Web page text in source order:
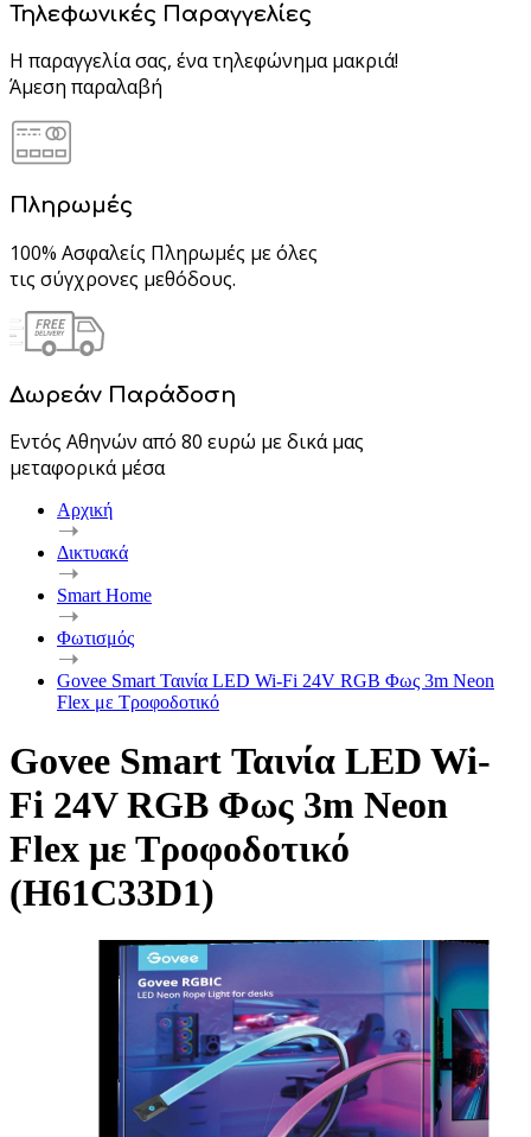
Τηλεφωνικές Παραγγελίες
Η παραγγελία σας, ένα τηλεφώνημα μακριά!
Άμεση παραλαβή
Πληρωμές
100% Ασφαλείς Πληρωμές με όλες
τις σύγχρονες μεθόδους.
Δωρεάν Παράδοση
Εντός Αθηνών από 80 ευρώ με δικά μας
μεταφορικά μέσα
Αρχική
Δικτυακά
Smart Home
Φωτισμός
Govee Smart Ταινία LED Wi-Fi 24V RGB Φως 3m Neon
Flex με Τροφοδοτικό
Govee Smart Ταινία LED Wi-
Fi 24V RGB Φως 3m Neon
Flex με Τροφοδοτικό
(H61C33D1)